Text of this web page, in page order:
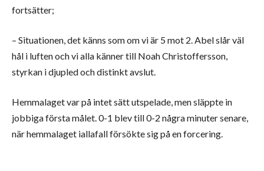
fortsätter;
– Situationen, det känns som om vi är 5 mot 2. Abel slår väl
hål i luften och vi alla känner till Noah Christoffersson,
styrkan i djupled och distinkt avslut.
Hemmalaget var på intet sätt utspelade, men släppte in
jobbiga första målet. 0-1 blev till 0-2 några minuter senare,
när hemmalaget iallafall försökte sig på en forcering.